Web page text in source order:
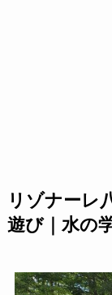
リゾナーレ
遊び｜水の